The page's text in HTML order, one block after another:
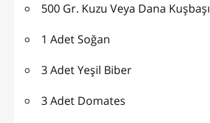
500 Gr. Kuzu Veya Dana Kuşbaşı
1 Adet Soğan
3 Adet Yeşil Biber
3 Adet Domates